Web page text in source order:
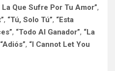
La Que Sufre Por Tu Amor”,
, “Tú, Solo Tú”, “Esta
, “Todo Al Ganador”, “La
“Adiós”, “I Cannot Let You